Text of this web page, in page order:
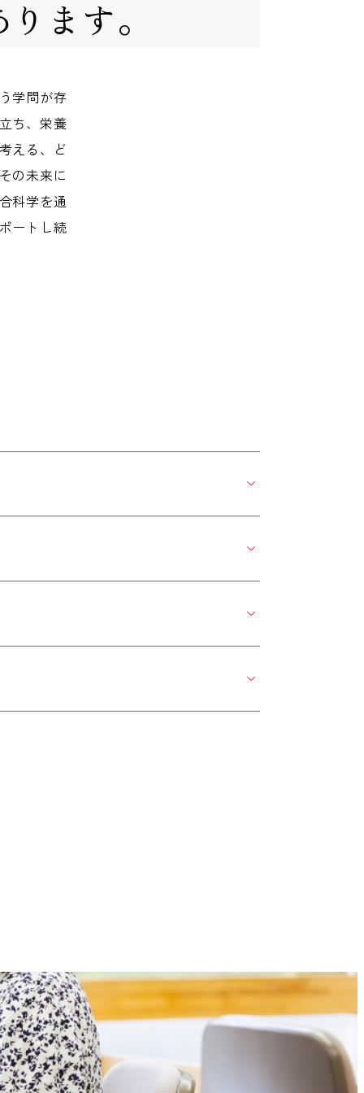
ます。
学問が存
ち、栄養
える、ど
の未来に
科学を通
ートし続